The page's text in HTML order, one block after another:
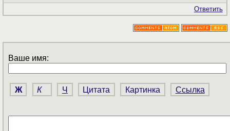
Ответить
Ваше имя:
Ж К Ч Цитата Картинка Ссылка